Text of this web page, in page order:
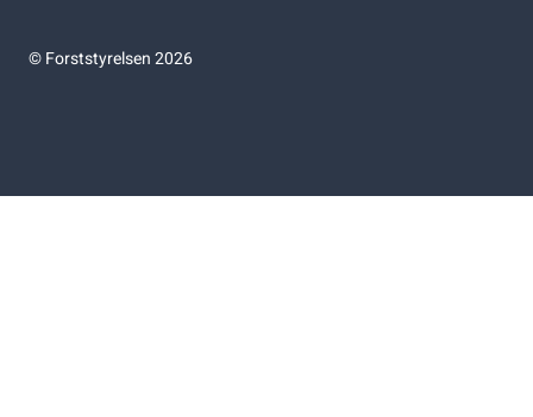
©Forststyrelsen 2026